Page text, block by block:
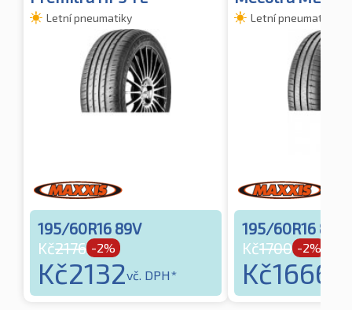
Letní pneumatiky
195/60R16 89V
Kč2176 -2%
Kč2132vč. DPH*
Letní pneumatiky
195/60R16 89H
Kč1700 -2%
Kč1666